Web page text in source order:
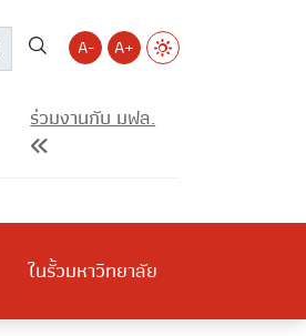
A- A+
ร่วมงานกับ มฟล.
ในรั้วมหาวิทยาลัย